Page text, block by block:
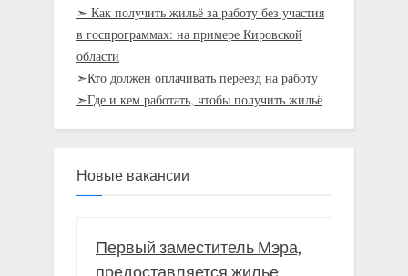
➣ Как получить жильё за работу без участия
в госпрограммах: на примере Кировской
области
➣Кто должен оплачивать переезд на работу
➣Где и кем работать, чтобы получить жильё
Новые вакансии
Первый заместитель Мэра,